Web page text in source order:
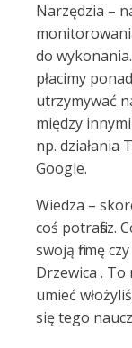
Narzędzia –
do
płacimy
utrzymywać
między
np. działania
Google.
Wiedza –
coś potrafisz.
swoją firmę
Drzewica .
umieć
się tego